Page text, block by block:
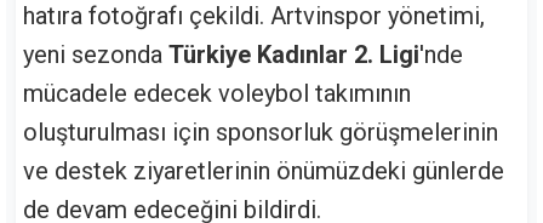
hatıra fotoğrafı çekildi. Artvinspor yönetimi,
yeni sezonda Türkiye Kadınlar 2. Ligi'nde
mücadele edecek voleybol takımının
oluşturulması için sponsorluk görüşmelerinin
ve destek ziyaretlerinin önümüzdeki günlerde
de devam edeceğini bildirdi.